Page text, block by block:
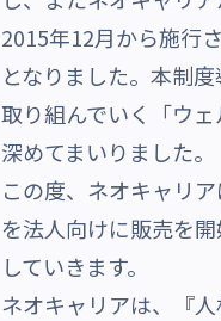
2015年12月から施行
となりました。本制
取り組んでいく「ウ
深めてまいりました。
この度、ネオキャリ
を法人向けに販売を
していきます。
ネオキャリアは、『